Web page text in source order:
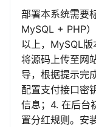
部署本系统需要
MySQL + PHP
以上，MySQL
将源码上传至网
导，根据提示完
配置支付接口密
信息；4. 在后台
置分红规则。安